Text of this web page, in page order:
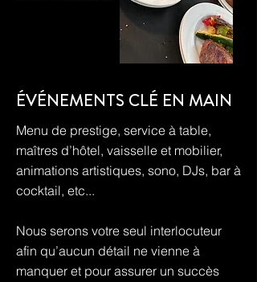
ÉVÉNEMENTS CLÉ EN MAIN
Menu de prestige, service à table,
maîtres d’hôtel, vaisselle et mobilier,
animations artistiques, sono, DJs, bar à
cocktail, etc...
Nous serons votre seul interlocuteur
afin qu’aucun détail ne vienne à
manquer et pour assurer un succès